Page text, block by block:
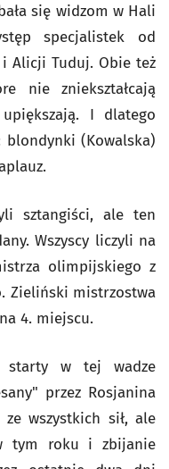
się widzom w Hali
specjalistek od
Alicji Tuduj. Obie też
nie zniekształcają
I dlatego
(Kowalska)
sztangiści, ale ten
Wszyscy liczyli na
olimpijskiego z
Zieliński mistrzostwa
4. miejscu.
starty w tej wadze
przez Rosjanina
ze wszystkich sił, ale
tym roku i zbijanie